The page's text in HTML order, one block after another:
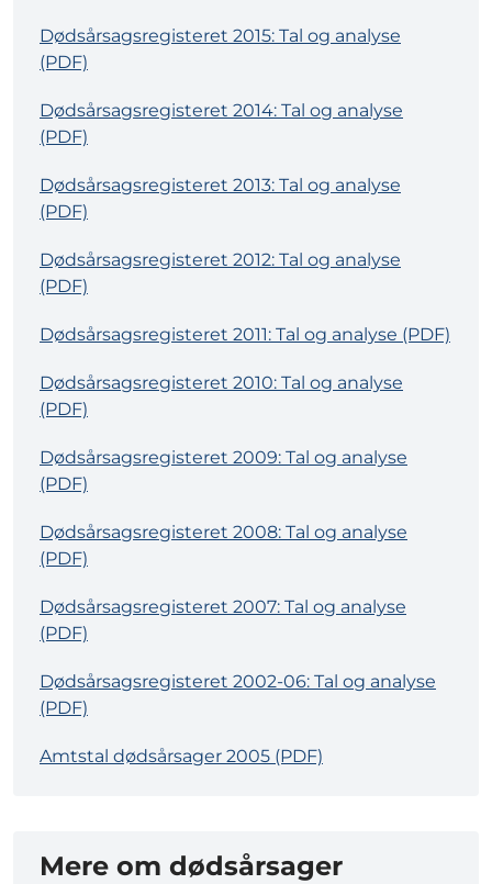
Dødsårsagsregisteret 2015: Tal og analyse
(PDF)
Dødsårsagsregisteret 2014: Tal og analyse
(PDF)
Dødsårsagsregisteret 2013: Tal og analyse
(PDF)
Dødsårsagsregisteret 2012: Tal og analyse
(PDF)
Dødsårsagsregisteret 2011: Tal og analyse (PDF)
Dødsårsagsregisteret 2010: Tal og analyse
(PDF)
Dødsårsagsregisteret 2009: Tal og analyse
(PDF)
Dødsårsagsregisteret 2008: Tal og analyse
(PDF)
Dødsårsagsregisteret 2007: Tal og analyse
(PDF)
Dødsårsagsregisteret 2002-06: Tal og analyse
(PDF)
Amtstal dødsårsager 2005 (PDF)
Mere om dødsårsager